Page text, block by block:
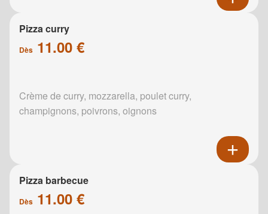
Pizza curry
Dès 11.00 €
Crème de curry, mozzarella, poulet curry,
champignons, poivrons, oignons
Pizza barbecue
Dès 11.00 €